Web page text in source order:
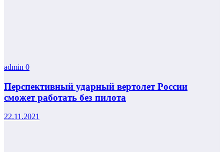
admin 0
Перспективный ударный вертолет России
сможет работать без пилота
22.11.2021